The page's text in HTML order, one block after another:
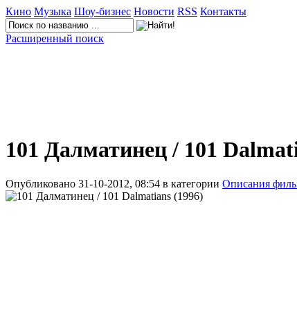
Кино Музыка Шоу-бизнес Новости RSS Контакты
Расширенный поиск
101 Далматинец / 101
Опубликовано 31-10-2012, 08:54 в категории Описания